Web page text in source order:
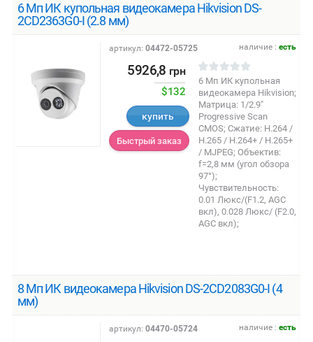
6 Мп ИК купольная видеокамера Hikvision DS-
2CD2363G0-I (2.8 мм)
наличие :есть
артикул: 04472-05725
5926,8 грн
$132
купить
Быстрый заказ
6 Мп ИК купольная
видеокамера Hikvision;
Матрица: 1/2.9"
Progressive Scan
CMOS; Сжатие: H.264 /
Н.265 / H.264+ / Н.265+
/ MJPEG; Объектив:
f=2,8 мм (угол обзора
97°);
Чувствительность:
0.01 Люкс/(F1.2, AGC
вкл), 0.028 Люкс/ (F2.0,
AGC вкл);
8 Мп ИК видеокамера Hikvision DS-2CD2083G0-I (4
мм)
наличие :есть
артикул: 04470-05724